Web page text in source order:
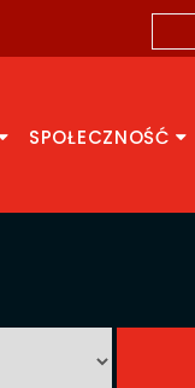
SPOŁECZNOŚĆ